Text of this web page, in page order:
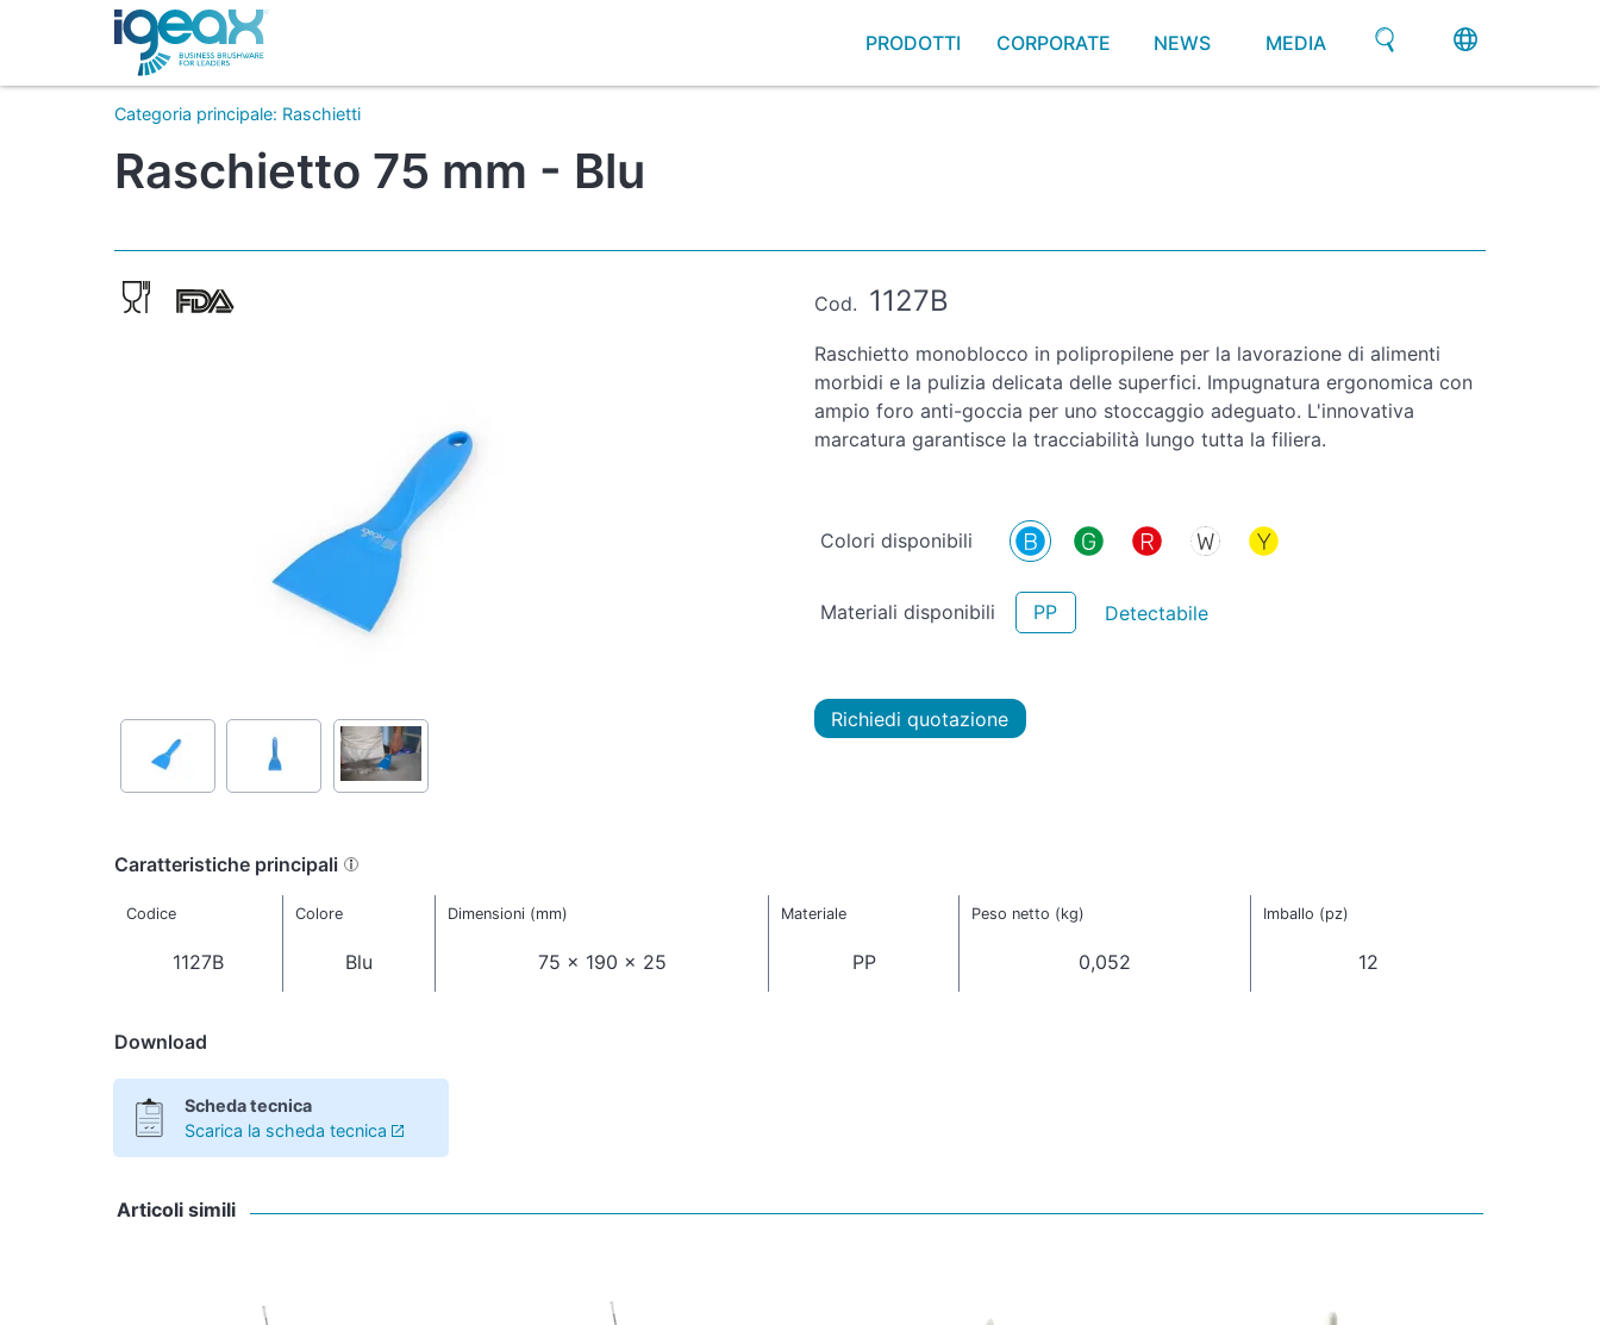
PRODOTTI CORPORATE NEWS MEDIA
Categoria principale: Raschietti
Raschietto 75 mm - Blu
Cod. 1127B
Raschietto monoblocco in polipropilene per la lavorazione di alimenti
morbidi e la pulizia delicata delle superfici. Impugnatura ergonomica con
ampio foro anti-goccia per uno stoccaggio adeguato. L'innovativa
marcatura garantisce la tracciabilità lungo tutta la filiera.
Colori disponibili
Materiali disponibili PP Detectabile
Richiedi quotazione
Caratteristiche principali
Codice Colore Dimensioni (mm) Materiale Peso netto (kg) Imballo (pz)
1127B Blu 75 x 190 x 25 PP 0,052 12
Download
Scheda tecnica
Scarica la scheda tecnica
Articoli simili